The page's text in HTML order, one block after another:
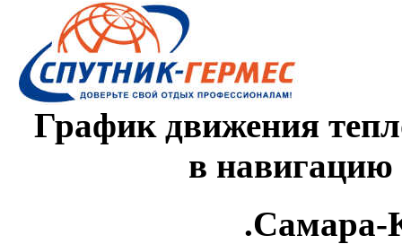
График движения
в
.Самара-